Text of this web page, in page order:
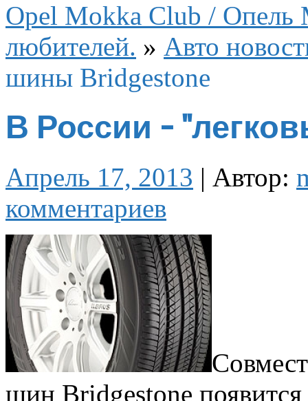
Opel Mokka Club / Опель
любителей. » Авто
шины Bridgestone
В России -
Апрель 17, 2013 | Автор:
комментариев
шин Bridgestone появится